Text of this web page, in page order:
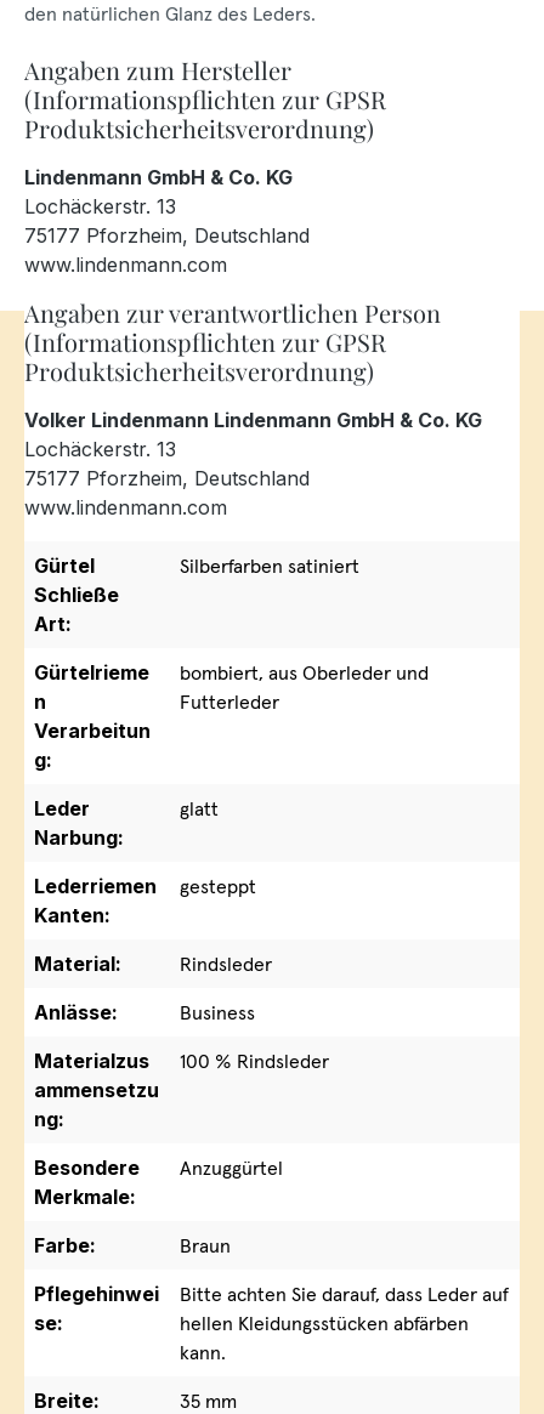
den natürlichen Glanz des Leders.
Angaben zum Hersteller
(Informationspflichten zur GPSR
Produktsicherheitsverordnung)
Lindenmann GmbH & Co. KG
Lochäckerstr. 13
75177 Pforzheim, Deutschland
www.lindenmann.com
Angaben zur verantwortlichen Person
(Informationspflichten zur GPSR
Produktsicherheitsverordnung)
Volker Lindenmann Lindenmann GmbH & Co. KG
Lochäckerstr. 13
75177 Pforzheim, Deutschland
www.lindenmann.com
Gürtel
Schließe
Art:
Silberfarben satiniert
Gürtelrieme
n
Verarbeitun
g:
bombiert, aus Oberleder und
Futterleder
Leder
Narbung:
glatt
Lederriemen
Kanten:
gesteppt
Material:
Rindsleder
Anlässe:
Business
Materialzus
ammensetzu
ng:
100 % Rindsleder
Besondere
Merkmale:
Anzuggürtel
Farbe:
Braun
Pflegehinwei
se:
Bitte achten Sie darauf, dass Leder auf
hellen Kleidungsstücken abfärben
kann.
Breite:
35 mm